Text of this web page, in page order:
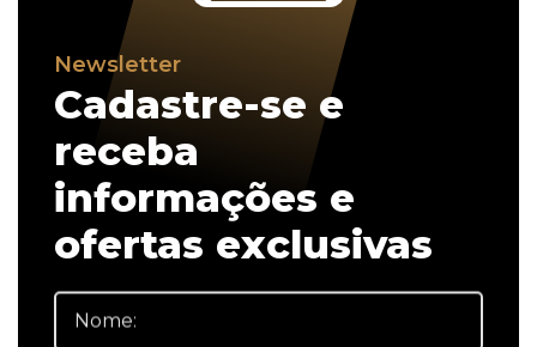
Newsletter
Cadastre-se e
receba
informações e
ofertas exclusivas